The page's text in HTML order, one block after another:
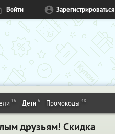
Войти Зарегистрироваться
16 Дети 6 Промокоды 48
друзьям! Скидка